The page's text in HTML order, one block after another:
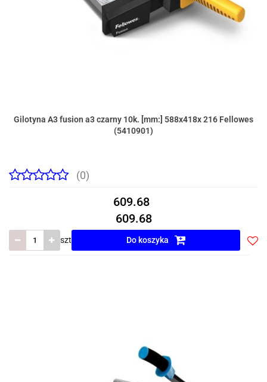
Gilotyna A3 fusion a3 czarny 10k. [mm:] 588x418x 216 Fellowes
(5410901)
(0)
609.68
609.68
szt Do koszyka